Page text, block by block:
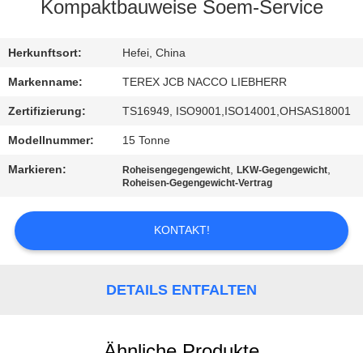
SIE
MIT
UNS
IN
VERBINDUNG
NACHRICHTEN
Kompaktbauweise Soem-Service
Herkunftsort: Hefei, China
Markenname: TEREX JCB NACCO LIEBHERR
Zertifizierung: TS16949, ISO9001,ISO14001,OHSAS18001
Modellnummer: 15 Tonne
Markieren: Roheisengegengewicht,LKW-Gegengewicht,
Roheisen-Gegengewicht-Vertrag
KONTAKT!
DETAILS ENTFALTEN